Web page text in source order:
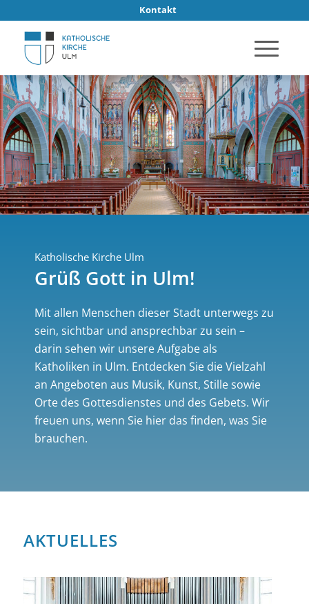
Kontakt
Katholische Kirche Ulm
Grüß Gott in Ulm!
Mit allen Menschen dieser Stadt unterwegs zu
sein, sichtbar und ansprechbar zu sein –
darin sehen wir unsere Aufgabe als
Katholiken in Ulm. Entdecken Sie die Vielzahl
an Angeboten aus Musik, Kunst, Stille sowie
Orte des Gottesdienstes und des Gebets. Wir
freuen uns, wenn Sie hier das finden, was Sie
brauchen.
AKTUELLES